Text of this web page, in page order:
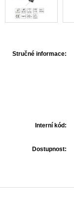
Stručné informace:
Interní kód:
Dostupnost: